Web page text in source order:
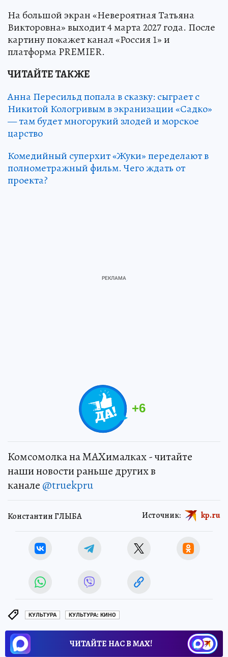
На большой экран «Невероятная Татьяна
Викторовна» выходит 4 марта 2027 года. После
картину покажет канал «Россия 1» и
платформа PREMIER.
ЧИТАЙТЕ ТАКЖЕ
Анна Пересильд попала в сказку: сыграет с
Никитой Кологривым в экранизации «Садко»
— там будет многорукий злодей и морское
царство
Комедийный суперхит «Жуки» переделают в
полнометражный фильм. Чего ждать от
проекта?
+6
Комсомолка на MAXималках - читайте
наши новости раньше других в
канале @truekpru
Константин ГЛЫБА Источник: kp.ru
КУЛЬТУРА КУЛЬТУРА: КИНО
ЧИТАЙТЕ НАС В МАХ!